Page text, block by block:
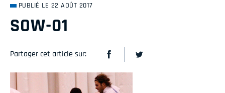
PUBLIÉ LE 22 AOÛT 2017
SOW-01
Partager cet article sur: